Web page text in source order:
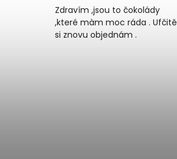
Zdravím ,jsou to čokolády
,které màm moc ráda . Ufčitě
si znovu objednám .